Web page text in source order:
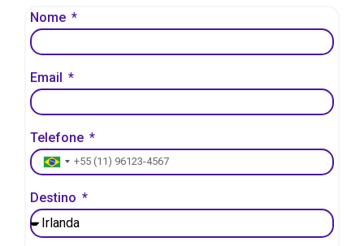
Nome
Email
Telefone
Brazil +55
Destino